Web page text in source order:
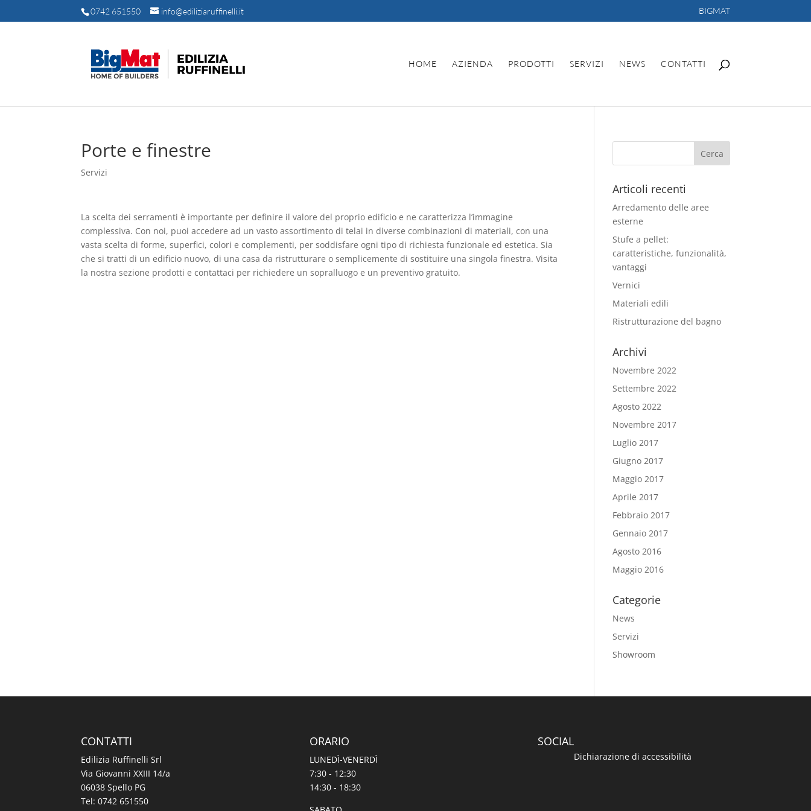
0742 651550 info@ediliziaruffinelli.it BIGMAT
HOME AZIENDA PRODOTTI SERVIZI NEWS CONTATTI
Porte e finestre
Servizi
La scelta dei serramenti è importante per definire il valore del proprio edificio e ne caratterizza l’immagine
complessiva. Con noi, puoi accedere ad un vasto assortimento di telai in diverse combinazioni di materiali, con una
vasta scelta di forme, superfici, colori e complementi, per soddisfare ogni tipo di richiesta funzionale ed estetica. Sia
che si tratti di un edificio nuovo, di una casa da ristrutturare o semplicemente di sostituire una singola finestra. Visita
la nostra sezione prodotti e contattaci per richiedere un sopralluogo e un preventivo gratuito.
Articoli recenti
Arredamento delle aree
esterne
Stufe a pellet:
caratteristiche, funzionalità,
vantaggi
Vernici
Materiali edili
Ristrutturazione del bagno
Archivi
Novembre 2022
Settembre 2022
Agosto 2022
Novembre 2017
Luglio 2017
Giugno 2017
Maggio 2017
Aprile 2017
Febbraio 2017
Gennaio 2017
Agosto 2016
Maggio 2016
Categorie
News
Servizi
Showroom
CONTATTI
Edilizia Ruffinelli Srl
Via Giovanni XXIII 14/a
06038 Spello PG
Tel:0742 651550
ORARIO
LUNEDÌ-VENERDÌ
7:30 - 12:30
14:30 - 18:30
SOCIAL
Dichiarazione di accessibilità